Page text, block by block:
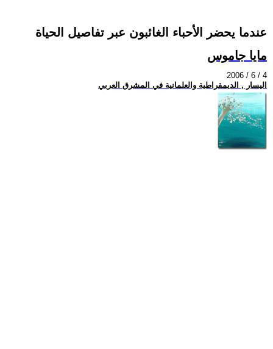
عندما يحضر الأحباء الغائبون عبر تفاصيل الحياة
مايا جاموس
2006 / 6 / 4
اليسار , الديمقراطية والعلمانية في المشرق العربي